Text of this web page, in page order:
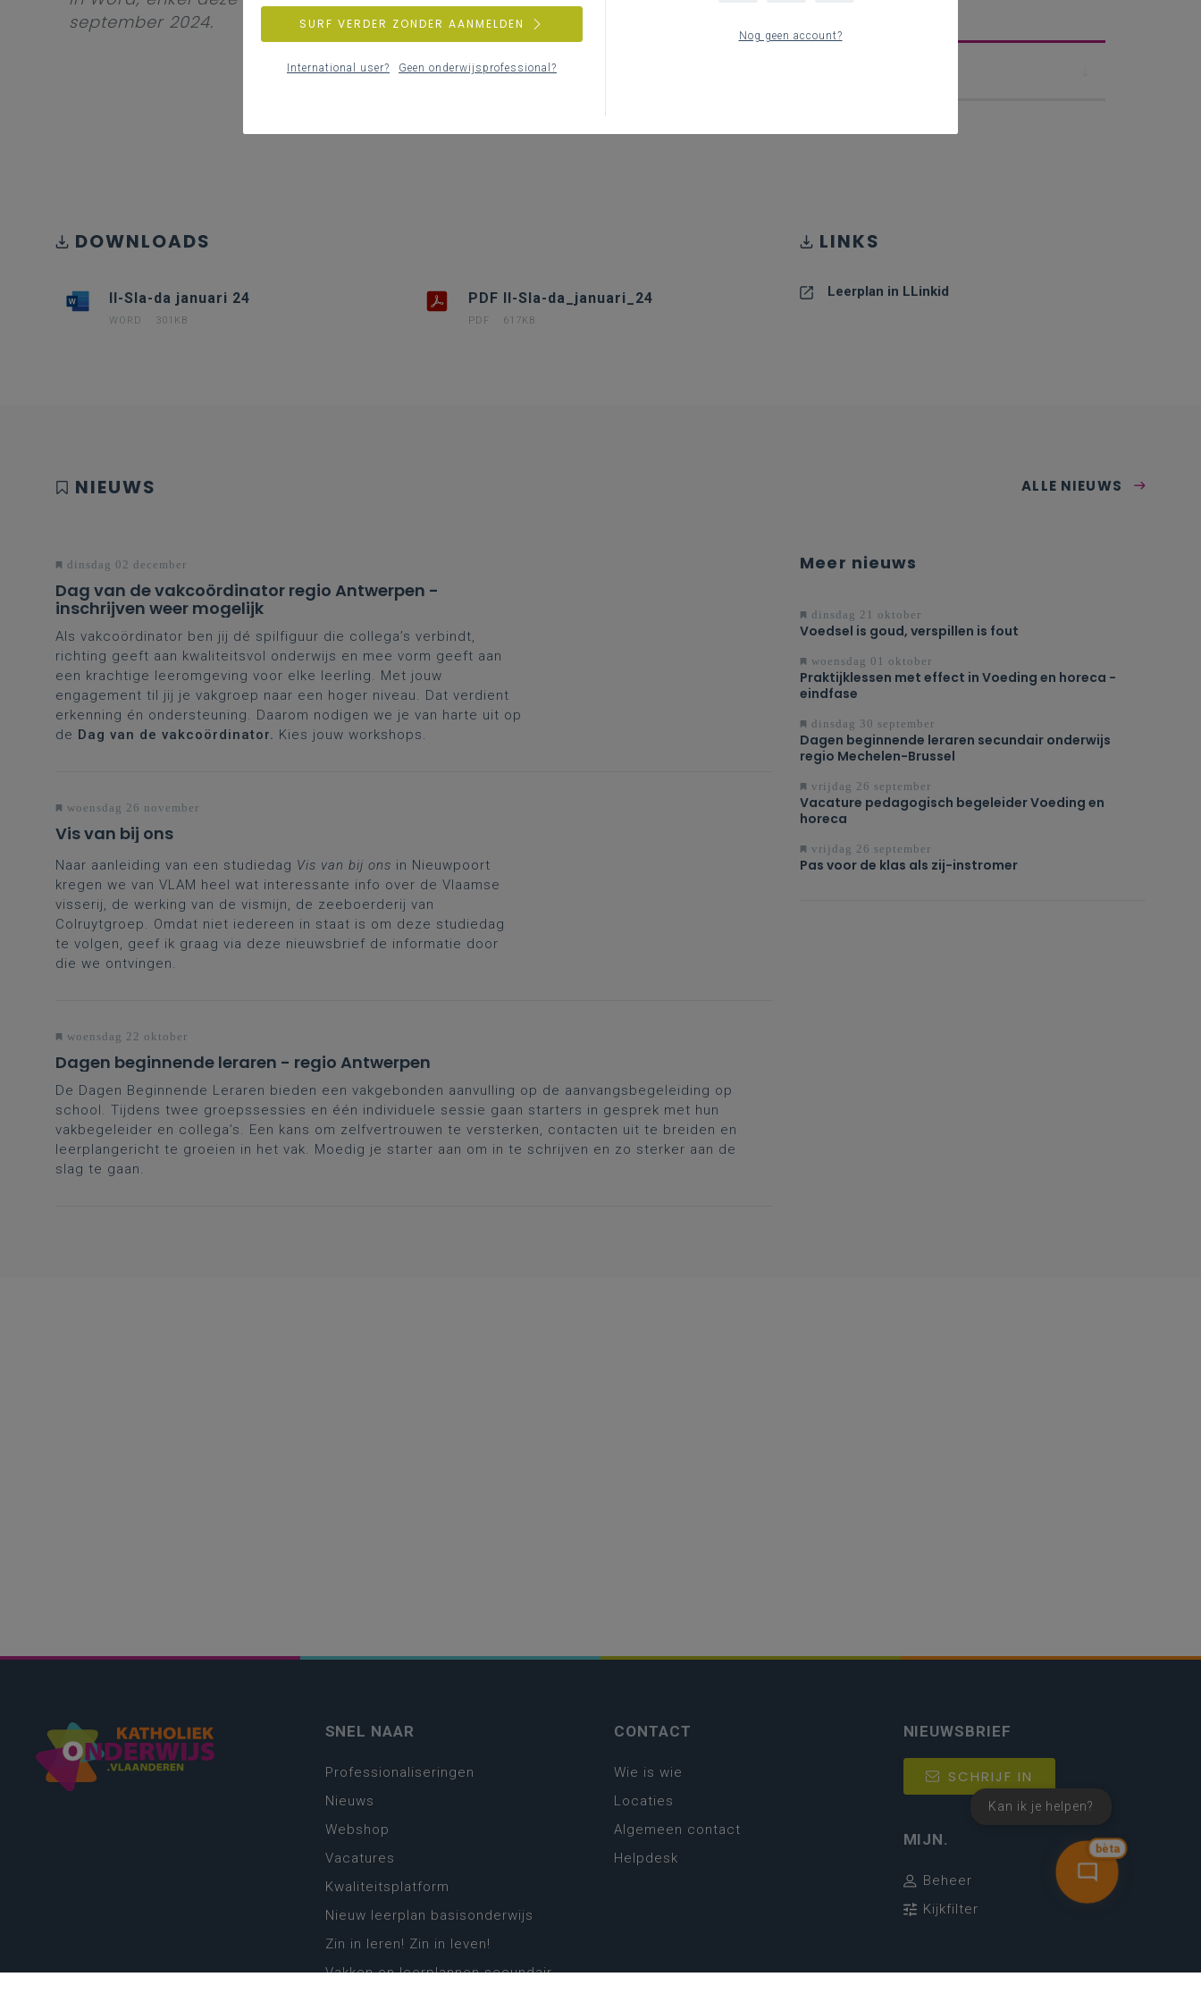
september 2024.
DOWNLOADS
II-Sla-da januari 24
WORD 301KB
PDF II-Sla-da_januari_24
PDF 617KB
LINKS
Leerplan in LLinkid
NIEUWS ALLE NIEUWS
dinsdag 02 december
Dag van de vakcoördinator regio Antwerpen -
inschrijven weer mogelijk
Als vakcoördinator ben jij dé spilfiguur die collega’s verbindt,
richting geeft aan kwaliteitsvol onderwijs en mee vorm geeft aan
een krachtige leeromgeving voor elke leerling. Met jouw
engagement til jij je vakgroep naar een hoger niveau. Dat verdient
erkenning én ondersteuning. Daarom nodigen we je van harte uit op
de Dag van de vakcoördinator. Kies jouw workshops.
woensdag 26 november
Vis van bij ons
Naar aanleiding van een studiedag Vis van bij ons in Nieuwpoort
kregen we van VLAM heel wat interessante info over de Vlaamse
visserij, de werking van de vismijn, de zeeboerderij van
Colruytgroep. Omdat niet iedereen in staat is om deze studiedag
te volgen, geef ik graag via deze nieuwsbrief de informatie door
die we ontvingen.
woensdag 22 oktober
Dagen beginnende leraren - regio Antwerpen
De Dagen Beginnende Leraren bieden een vakgebonden aanvulling op de aanvangsbegeleiding op
school. Tijdens twee groepssessies en één individuele sessie gaan starters in gesprek met hun
vakbegeleider en collega’s. Een kans om zelfvertrouwen te versterken, contacten uit te breiden en
leerplangericht te groeien in het vak. Moedig je starter aan om in te schrijven en zo sterker aan de
slag te gaan.
Meer nieuws
dinsdag 21 oktober
Voedsel is goud, verspillen is fout
woensdag 01 oktober
Praktijklessen met effect in Voeding en horeca -
eindfase
dinsdag 30 september
Dagen beginnende leraren secundair onderwijs
regio Mechelen-Brussel
vrijdag 26 september
Vacature pedagogisch begeleider Voeding en
horeca
vrijdag 26 september
Pas voor de klas als zij-instromer
bèta
Kan ik je helpen?
SNEL NAAR
Professionaliseringen
Nieuws
Webshop
Vacatures
Kwaliteitsplatform
Nieuw leerplan basisonderwijs
Zin in leren! Zin in leven!
Vakken en leerplannen secundair
CONTACT
Wie is wie
Locaties
Algemeen contact
Helpdesk
NIEUWSBRIEF
SCHRIJF IN
MIJN.
Beheer
Kijkfilter
Nog geen account?
SURF VERDER ZONDER AANMELDEN
International user? Geen onderwijsprofessional?